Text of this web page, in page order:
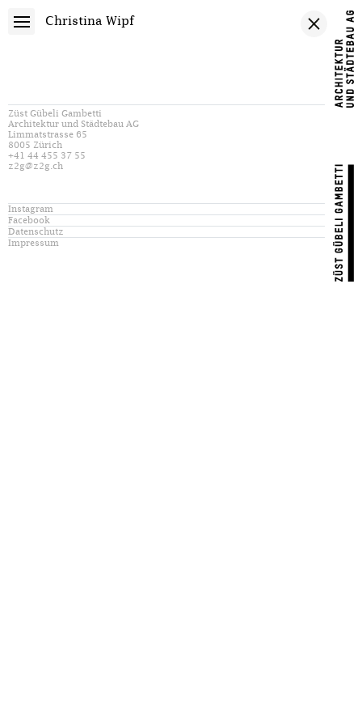
Christina Wipf
Züst Gübeli Gambetti
Architektur und Städtebau AG
Limmatstrasse 65
8005 Zürich
+41 44 455 37 55
z2g@z2g.ch
Instagram
Facebook
Datenschutz
Impressum